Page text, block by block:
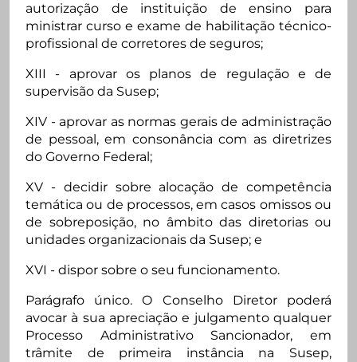
autorização de instituição de ensino para
ministrar curso e exame de habilitação técnico-
profissional de corretores de seguros;
XIII - aprovar os planos de regulação e de
supervisão da Susep;
XIV - aprovar as normas gerais de administração
de pessoal, em consonância com as diretrizes
do Governo Federal;
XV - decidir sobre alocação de competência
temática ou de processos, em casos omissos ou
de sobreposição, no âmbito das diretorias ou
unidades organizacionais da Susep; e
XVI - dispor sobre o seu funcionamento.
Parágrafo único. O Conselho Diretor poderá
avocar à sua apreciação e julgamento qualquer
Processo Administrativo Sancionador, em
trâmite de primeira instância na Susep,